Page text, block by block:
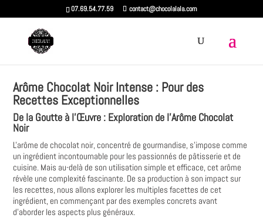
07.69.54.77.59 contact@chocolalala.com
Arôme Chocolat Noir Intense : Pour des
Recettes Exceptionnelles
De la Goutte à l'Œuvre : Exploration de l'Arôme Chocolat
Noir
L'arôme de chocolat noir, concentré de gourmandise, s'impose comme
un ingrédient incontournable pour les passionnés de pâtisserie et de
cuisine. Mais au-delà de son utilisation simple et efficace, cet arôme
révèle une complexité fascinante. De sa production à son impact sur
les recettes, nous allons explorer les multiples facettes de cet
ingrédient, en commençant par des exemples concrets avant
d'aborder les aspects plus généraux.